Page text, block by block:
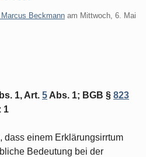
Beckmann am Mittwoch, 6. Mai
1, Art. 5 Abs. 1; BGB § 823
1
dass einem Erklärungsirrtum
Bedeutung bei der